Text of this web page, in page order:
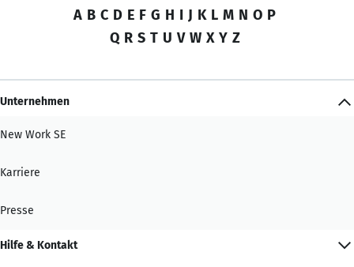
A B C D E F G H I J K L M N O P
Q R S T U V W X Y Z
Unternehmen
New Work SE
Karriere
Presse
Hilfe & Kontakt